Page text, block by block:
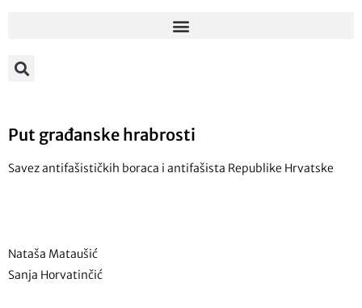
Put građanske hrabrosti
Savez antifašističkih boraca i antifašista Republike Hrvatske
Nataša Mataušić
Sanja Horvatinčić